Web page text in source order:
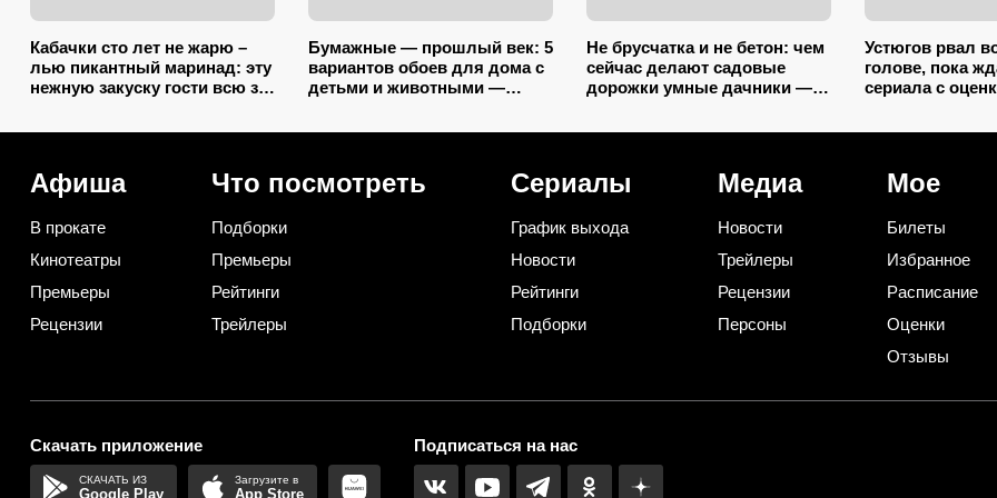
Кабачки сто лет не жарю –
лью пикантный маринад: эту
нежную закуску гости всю за
Бумажные — прошлый век: 5
вариантов обоев для дома с
детьми и животными —
Не брусчатка и не бетон: чем
сейчас делают садовые
дорожки умные дачники — 4
Устюгов рвал
голове, пока
сериала с
Афиша
В прокате
Кинотеатры
Премьеры
Рецензии
Что посмотреть
Подборки
Премьеры
Рейтинги
Трейлеры
Сериалы
График выхода
Новости
Рейтинги
Подборки
Медиа
Новости
Трейлеры
Рецензии
Персоны
Мое
Билеты
Избранное
Расписание
Оценки
Отзывы
Скачать приложение
Google Play App Store
Подписаться на нас